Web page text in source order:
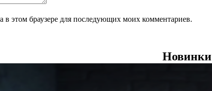
в этом браузере для последующих моих комментариев.
Новинки